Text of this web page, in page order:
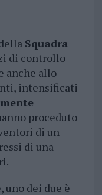
Squadra
di controllo
anche allo
intensificati
proceduto
di un
di una
.
uno dei due è